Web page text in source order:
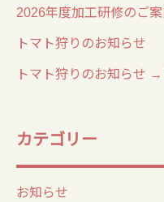
2026年度加工研修のご
トマト狩りのお知らせ
トマト狩りのお知らせ
カテゴリー
お知らせ